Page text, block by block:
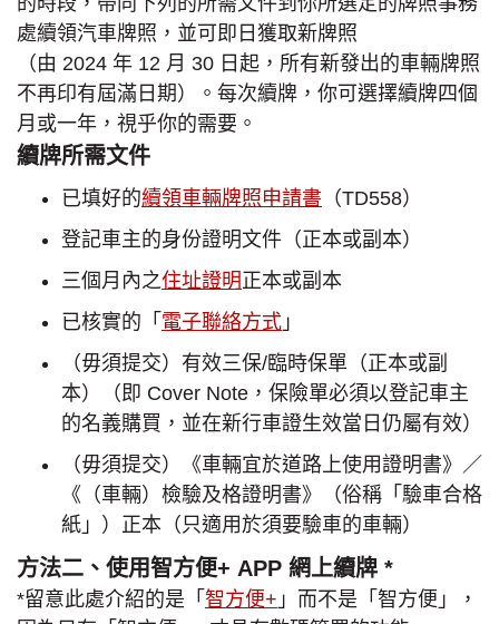
處續領汽車牌照，並可即日獲取新牌照
（由 2024 年 12 月 30 日起，所有新發出的車輛牌照
不再印有屆滿日期）。每次續牌，你可選擇續牌四個
月或一年，視乎你的需要。
續牌所需文件
已填好的續領車輛牌照申請書 （TD558）
登記車主的身份證明文件（正本或副本）
三個月內之住址證明正本或副本
已核實的「 電子聯絡方式 」
（毋須提交）有效三保/臨時保單（正本或副
本）（即 Cover Note，保險單必須以登記車主
的名義購買，並在新行車證生效當日仍屬有效）
（毋須提交）《車輛宜於道路上使用證明書》／
《（車輛）檢驗及格證明書》（俗稱「驗車合格
紙」）正本（只適用於須要驗車的車輛）
方法二、使用智方便+ APP 網上續牌 *
*留意此處介紹的是「 智方便+ 」而不是「智方便」，